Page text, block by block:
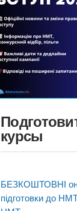
курсы
БЕЗКОШТОВНІ
підготовки до